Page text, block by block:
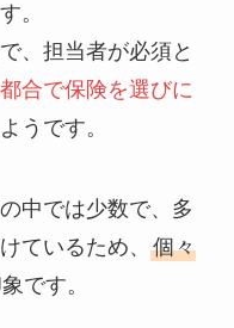
。
、担当者が必須と
都合で保険を選びに
うです。
中では少数で、多
ているため、
個々
です。